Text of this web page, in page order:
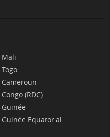
Mali
Togo
Cameroun
Congo (RDC)
Guinée
Guinée Equatorial